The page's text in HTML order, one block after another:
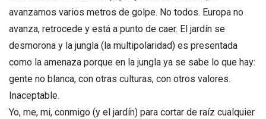
avanzamos varios metros de golpe. No todos. Europa no
avanza, retrocede y está a punto de caer. El jardín se
desmorona y la jungla (la multipolaridad) es presentada
como la amenaza porque en la jungla ya se sabe lo que hay:
gente no blanca, con otras culturas, con otros valores.
Inaceptable.
Yo, me, mi, conmigo (y el jardín) para cortar de raíz cualquier